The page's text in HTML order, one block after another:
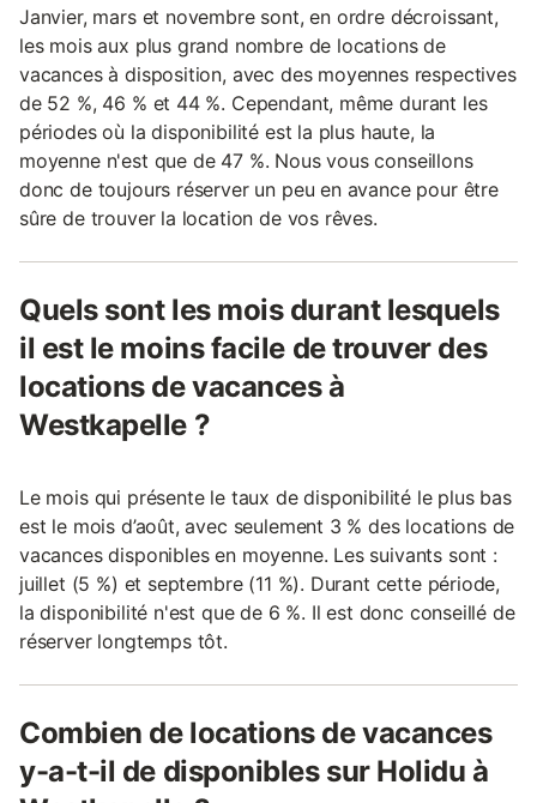
Janvier, mars et novembre sont, en ordre décroissant,
les mois aux plus grand nombre de locations de
vacances à disposition, avec des moyennes respectives
de 52 %, 46 % et 44 %. Cependant, même durant les
périodes où la disponibilité est la plus haute, la
moyenne n'est que de 47 %. Nous vous conseillons
donc de toujours réserver un peu en avance pour être
sûre de trouver la location de vos rêves.
Quels sont les mois durant lesquels
il est le moins facile de trouver des
locations de vacances à
Westkapelle ?
Le mois qui présente le taux de disponibilité le plus bas
est le mois d’août, avec seulement 3 % des locations de
vacances disponibles en moyenne. Les suivants sont :
juillet (5 %) et septembre (11 %). Durant cette période,
la disponibilité n'est que de 6 %. Il est donc conseillé de
réserver longtemps tôt.
Combien de locations de vacances
y-a-t-il de disponibles sur Holidu à